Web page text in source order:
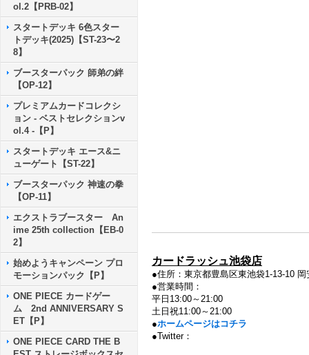
ol.2【PRB-02】
スタートデッキ 6色スター
トデッキ(2025)【ST-23〜2
8】
ブースターパック 師弟の絆
【OP-12】
プレミアムカードコレクシ
ョン - ベストセレクションv
ol.4 -【P】
スタートデッキ エース&ニ
ューゲート【ST-22】
ブースターパック 神速の拳
【OP-11】
エクストラブースター An
ime 25th collection【EB-0
2】
始めようキャンペーン プロ
モーションパック【P】
ONE PIECE カードゲー
ム 2nd ANNIVERSARY S
ET【P】
ONE PIECE CARD THE B
カードラッシュ池袋店
●住所：東京都豊島区東池袋1-13-10 岡
●営業時間：
平日13:00～21:00
土日祝11:00～21:00
●ホームページはコチラ
●Twitter：